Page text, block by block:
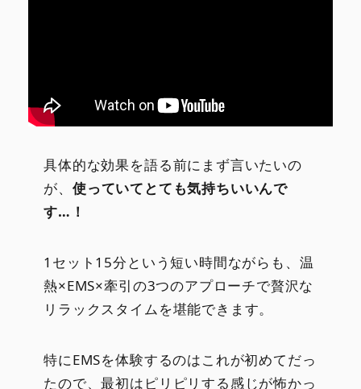
具体的な効果を語る前にまず言いたいの
が、 使っていてとても気持ちいいんで
す…！
1セット15分という短い時間ながらも、温
熱×EMS×牽引の3つのアプローチで贅沢な
リラックスタイムを堪能できます。
特にEMSを体験するのはこれが初めてだっ
たので、最初はピリピリする感じが怖かっ